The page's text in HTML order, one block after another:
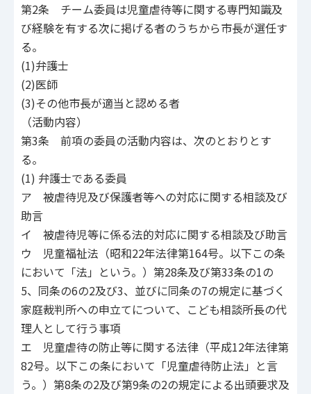
第2条 チーム委員は児童虐待等に関する専門知識及
び経験を有する次に掲げる者のうちから市長が選任す
る。
(1)弁護士
(2)医師
(3)その他市長が適当と認める者
（活動内容）
第3条 前項の委員の活動内容は、次のとおりとす
る。
(1) 弁護士である委員
ア 被虐待児及び保護者等への対応に関する相談及び
助言
イ 被虐待児等に係る法的対応に関する相談及び助言
ウ 児童福祉法（昭和22年法律第164号。以下この条
において「法」という。）第28条及び第33条の1の
5、同条の6の2及び3、並びに同条の7の規定に基づく
家庭裁判所への申立てについて、こども相談所長の代
理人として行う事項
エ 児童虐待の防止等に関する法律（平成12年法律第
82号。以下この条において「児童虐待防止法」と言
う。）第8条の2及び第9条の2の規定による出頭要求及